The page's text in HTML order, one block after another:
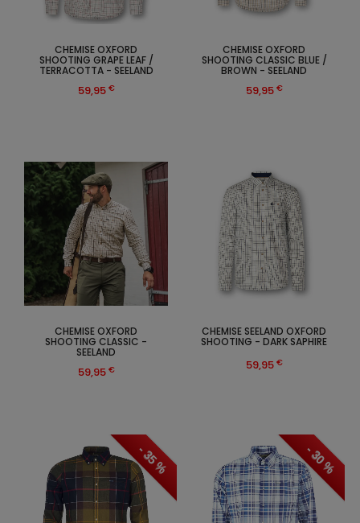
- 30 %
- 35 %
CHEMISE OXFORD
SHOOTING GRAPE LEAF /
TERRACOTTA - SEELAND
59,95 €
CHEMISE OXFORD
SHOOTING CLASSIC BLUE /
BROWN - SEELAND
59,95 €
CHEMISE OXFORD
SHOOTING CLASSIC -
SEELAND
59,95 €
CHEMISE SEELAND OXFORD
SHOOTING - DARK SAPHIRE
59,95 €